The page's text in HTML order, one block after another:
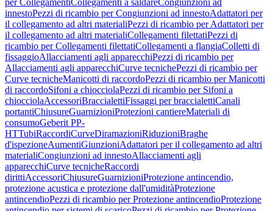
per CollegamentiCollegamenti a saldareCongiunzioni ad
innestoPezzi di ricambio per Congiunzioni ad innestoAdattatori per
il collegamento ad altri materialiPezzi di ricambio per Adattatori per
il collegamento ad altri materialiCollegamenti filettatiPezzi di
ricambio per Collegamenti filettatiCollegamenti a flangiaColletti di
fissaggioAllacciamenti agli apparecchiPezzi di ricambio per
Allacciamenti agli apparecchiCurve tecnichePezzi di ricambio per
Curve tecnicheManicotti di raccordoPezzi di ricambio per Manicotti
di raccordoSifoni a chiocciolaPezzi di ricambio per Sifoni a
chiocciolaAccessoriBraccialettiFissaggi per braccialettiCanali
portantiChiusureGuarnizioniProtezioni cantiereMateriali di
consumoGeberit PP-
HTTubiRaccordiCurveDiramazioniRiduzioniBraghe
d'ispezioneAumentiGiunzioniAdattatori per il collegamento ad altri
materialiCongiunzioni ad innestoAllacciamenti agli
apparecchiCurve tecnicheRaccordi
dirittiAccessoriChiusureGuarnizioniProtezione antincendio,
protezione acustica e protezione dall'umiditàProtezione
antincendioPezzi di ricambio per Protezione antincendioProtezione